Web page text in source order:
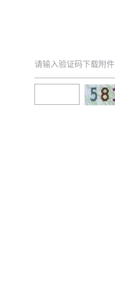
请输入验证码下载附件